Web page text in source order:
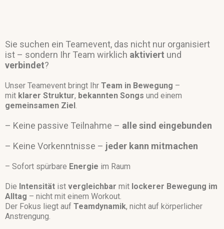
Sie suchen ein Teamevent, das nicht nur organisiert
ist – sondern Ihr Team wirklich aktiviert und
verbindet?
Unser Teamevent bringt Ihr Team in Bewegung –
mit klarer Struktur, bekannten Songs und einem
gemeinsamen Ziel .
– Keine passive Teilnahme – alle sind eingebunden
– Keine Vorkenntnisse – jeder kann mitmachen
– Sofort spürbare Energie im Raum
Die Intensität ist vergleichbar mit lockerer Bewegung im
Alltag – nicht mit einem Workout.
Der Fokus liegt auf Teamdynamik, nicht auf körperlicher
Anstrengung.